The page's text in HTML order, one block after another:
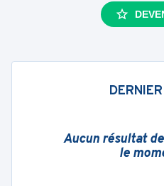
Aucun résultat
le